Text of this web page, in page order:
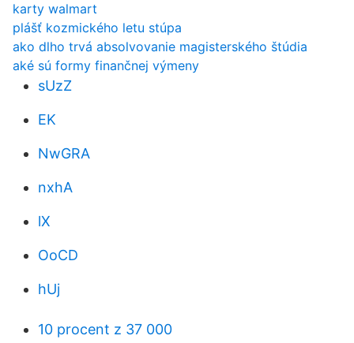
karty walmart
plášť kozmického letu stúpa
ako dlho trvá absolvovanie magisterského štúdia
aké sú formy finančnej výmeny
sUzZ
EK
NwGRA
nxhA
lX
OoCD
hUj
10 procent z 37 000